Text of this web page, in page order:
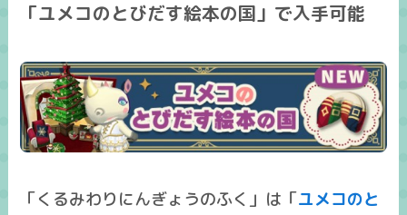
「ユメコのとびだす絵本の国」で入手可能
「くるみわりにんぎょうのふく」は「ユメコのと